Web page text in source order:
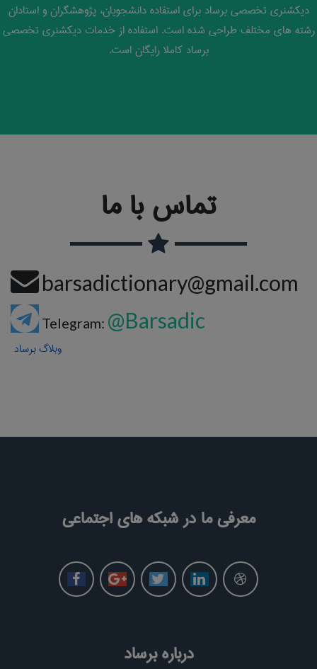
دیکشنری تخصصی برساد برای استفاده دانشجویان، پژوهشگران و استادان
رشته های مختلف طراحی شده است. استفاده از خدمات دیکشنری تخصصی
برساد کاملا رایگان است.
تماس با ما
barsadictionary@gmail.com
Telegram: @Barsadic
وبلاگ برساد
معرفی ما در شبکه های اجتماعی
درباره برساد